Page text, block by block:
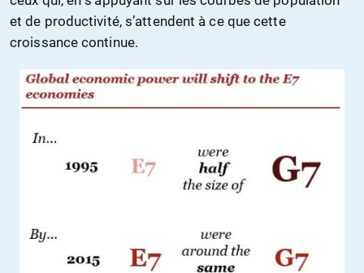
et de productivité, s’attendent à ce que cette
croissance continue.